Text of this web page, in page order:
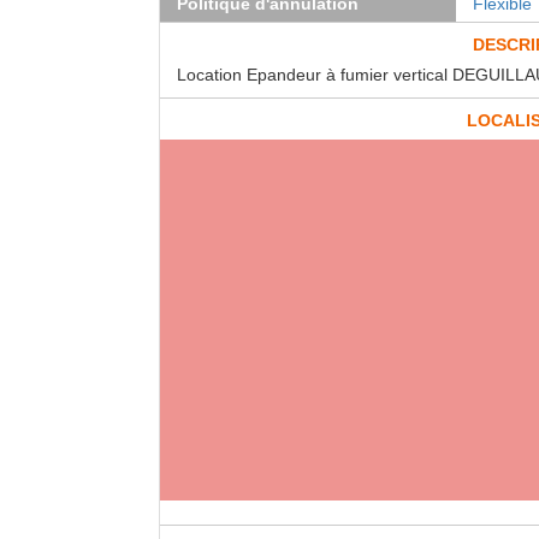
Location Epandeur à fumier vertical